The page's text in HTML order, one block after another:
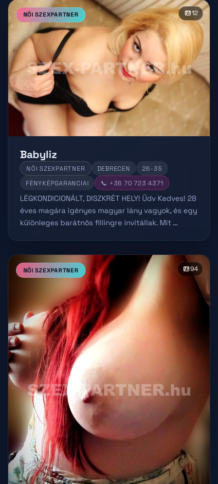
NŐI SZEXPARTNER 12
Babyliz
NŐI SZEXPARTNER DEBRECEN
26-35
FÉNYKÉPGARANCIA!
📞 +36 70 723 4371
LÉGKONDICIONÁLT, DISZKRÉT HELY! Üdv Kedves! 28
éves magára igényes magyar lány vagyok, és egy
különleges barátnős fillingre invitállak. Mit …
NŐI SZEXPARTNER 94